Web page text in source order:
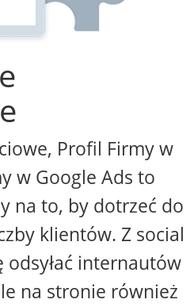
Profil Firmy w
w Google Ads to
na to, by dotrzeć do
klientów. Z social
odsyłać internautów
na stronie również